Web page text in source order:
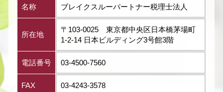
名称 ブレイクスルーパートナー税理士法人
所在地
〒103-0025 東京都中央区日本橋茅場町
1-2-14 日本ビルディング3号館3階
電話番号 03-4500-7560
FAX 03-4243-3578